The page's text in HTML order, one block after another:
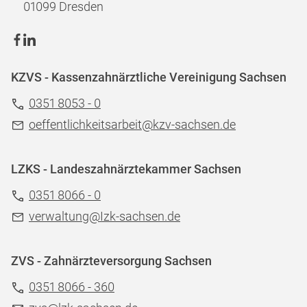
01099 Dresden
KZVS - Kassenzahnärztliche Vereinigung Sachsen
0351 8053 - 0
oeffentlichkeitsarbeit@kzv-sachsen.de
LZKS - Landeszahnärztekammer Sachsen
0351 8066 - 0
verwaltung@Izk-sachsen.de
ZVS - Zahnärzteversorgung Sachsen
0351 8066 - 360